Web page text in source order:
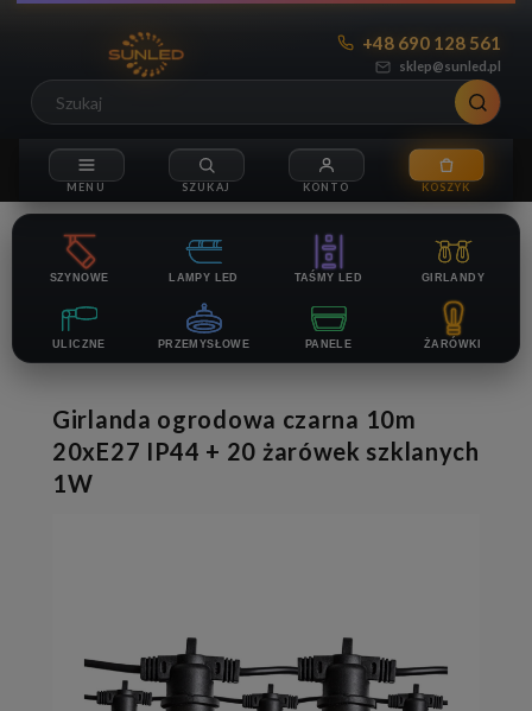
sklep@sunled.pl
+48 690 128 561
SZYNOWE LAMPY LED TAŚMY LED GIRLANDY
ULICZNE PRZEMYSŁOWE PANELE ŻARÓWKI
Girlanda ogrodowa czarna 10m
20xE27 IP44 + 20 żarówek szklanych
1W